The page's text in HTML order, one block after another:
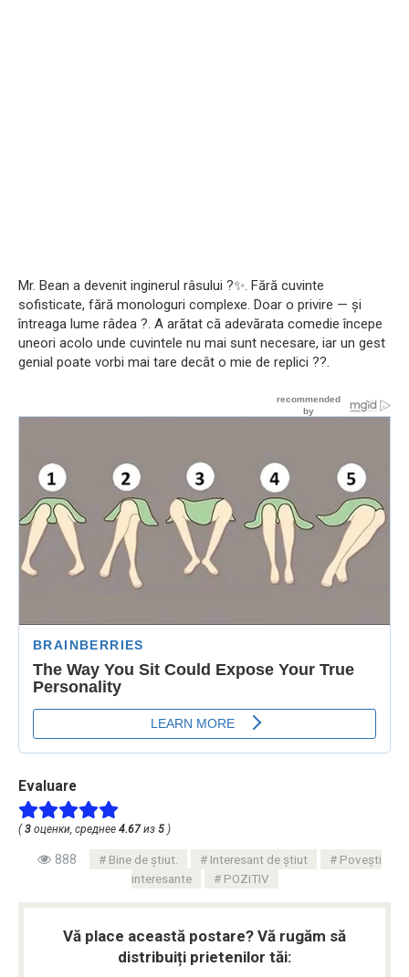
Mr. Bean a devenit inginerul râsului ?✨. Fără cuvinte
sofisticate, fără monologuri complexe. Doar o privire — și
întreaga lume râdea ?. A arătat că adevărata comedie începe
uneori acolo unde cuvintele nu mai sunt necesare, iar un gest
genial poate vorbi mai tare decât o mie de replici ??.
Evaluare
( 3 оценки, среднее 4.67из 5 )
888 Bine de știut. Interesant de știut
Povești
interesante
POZITIV
Vă place această postare? Vă rugăm să
distribuiți prietenilor tăi: